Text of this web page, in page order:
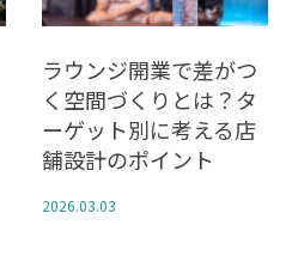
ラウンジ開業で差がつ
く空間づくりとは？タ
ーゲット別に考える店
舗設計のポイント
2026.03.03